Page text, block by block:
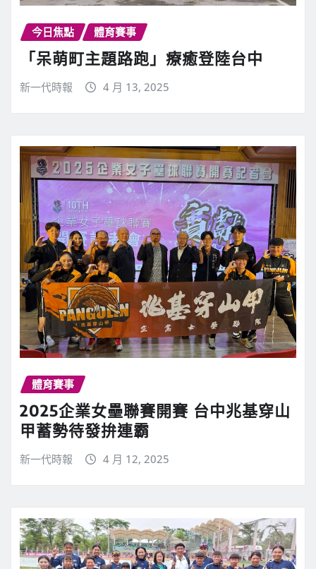
今日焦點 體育賽事
「呆萌町主題路跑」療癒登陸台中
新一代時報 4 月 13, 2025
體育賽事
2025企業女壘聯賽開賽 台中兆基穿山
甲蓄勢待發拚連霸
新一代時報 4 月 12, 2025